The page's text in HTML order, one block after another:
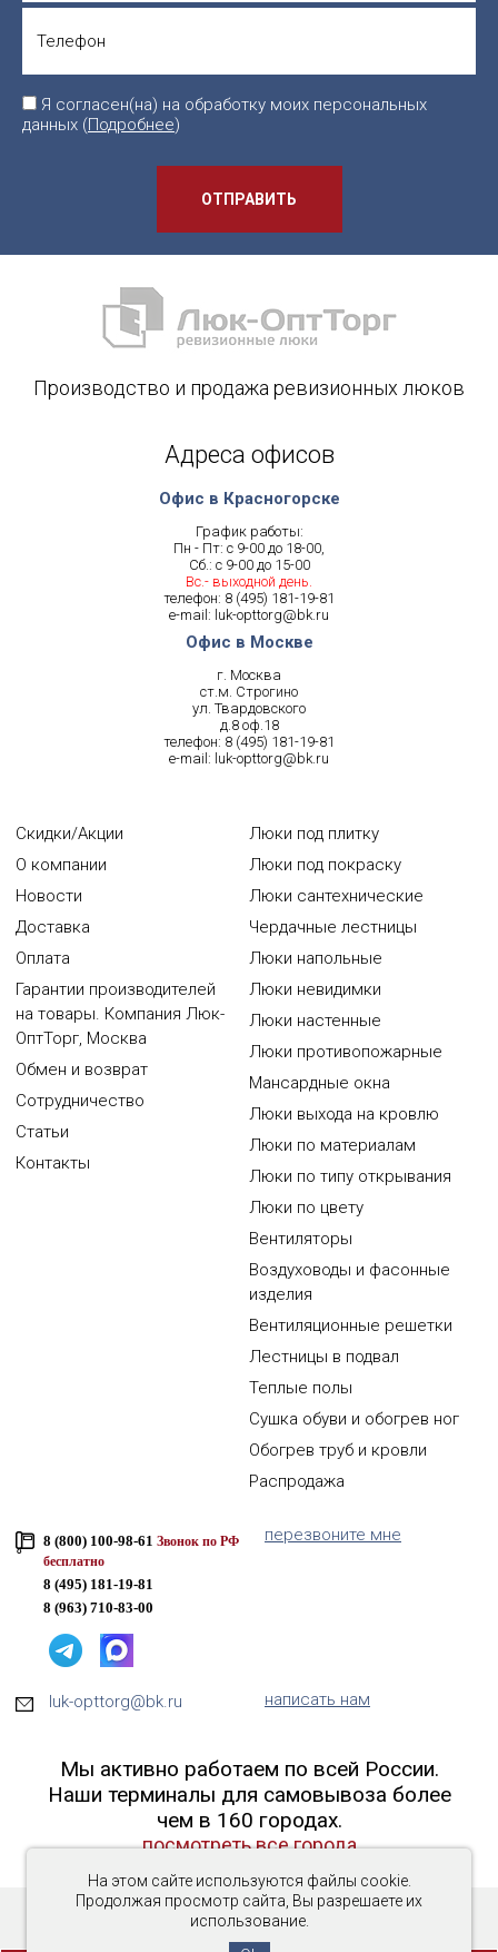
На этом сайте используются файлы cookie.
Продолжая просмотр сайта, Вы разрешаете их
использование.
Я согласен(на) на обработку моих персональных
данных (Подробнее)
ОТПРАВИТЬ
Производство и продажа ревизионных люков
Адреса офисов
Офис в Красногорске
График работы:
Пн - Пт: с 9-00 до 18-00,
Сб.: с 9-00 до 15-00
Вс.- выходной день.
телефон: 8 (495) 181-19-81
e-mail: luk-opttorg@bk.ru
Офис в Москве
г. Москва
ст.м. Строгино
ул. Твардовского
д.8 оф.18
телефон: 8 (495) 181-19-81
e-mail: luk-opttorg@bk.ru
Скидки/Акции
О компании
Новости
Доставка
Оплата
Гарантии производителей
на товары. Компания Люк-
ОптТорг, Москва
Обмен и возврат
Сотрудничество
Статьи
Контакты
Люки под плитку
Люки под покраску
Люки сантехнические
Чердачные лестницы
Люки напольные
Люки невидимки
Люки настенные
Люки противопожарные
Мансардные окна
Люки выхода на кровлю
Люки по материалам
Люки по типу открывания
Люки по цвету
Вентиляторы
Воздуховоды и фасонные
изделия
Вентиляционные решетки
Лестницы в подвал
Теплые полы
Сушка обуви и обогрев ног
Обогрев труб и кровли
Распродажа
8 (800) 100-98-61 Звонок по РФ
бесплатно
8 (495) 181-19-81
8 (963) 710-83-00
перезвоните мне
luk-opttorg@bk.ru написать нам
Мы активно работаем по всей России.
Наши терминалы для самовывоза более
чем в 160 городах.
посмотреть все города
Copyright © 2016-2026 «Люк-ОптТорг»